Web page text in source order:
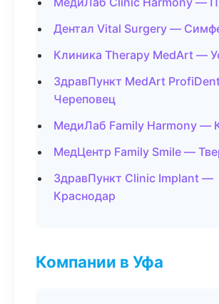
Дентал Vital Surgery —
Клиника Therapy MedArt —
ЗдравПункт MedArt
Череповец
МедиЛаб Family Harmony —
МедЦентр Family Smile —
ЗдравПункт Clinic Implant —
Краснодар
Компании в Уфа